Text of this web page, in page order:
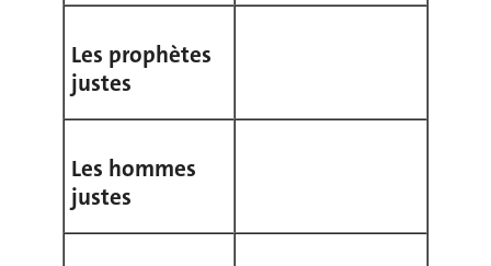
Les prophètes
justes
Les hommes
justes